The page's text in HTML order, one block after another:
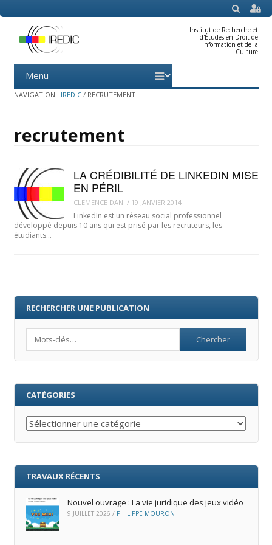
SEARCH
Institut de Recherche et
d'Études en Droit de
l'Information et de la
Culture
Menu
content
NAVIGATION : IREDIC / RECRUTEMENT
recrutement
LA CRÉDIBILITÉ DE LINKEDIN MISE
EN PÉRIL
CLEMENCE DANI / 19 JANVIER 2014
LinkedIn est un réseau social professionnel
développé depuis 10 ans qui est prisé par les recruteurs, les
étudiants…
RECHERCHER UNE PUBLICATION
CATÉGORIES
Catégories
TRAVAUX RÉCENTS
Nouvel ouvrage : La vie juridique des jeux vidéo
9 JUILLET 2026 / PHILIPPE MOURON